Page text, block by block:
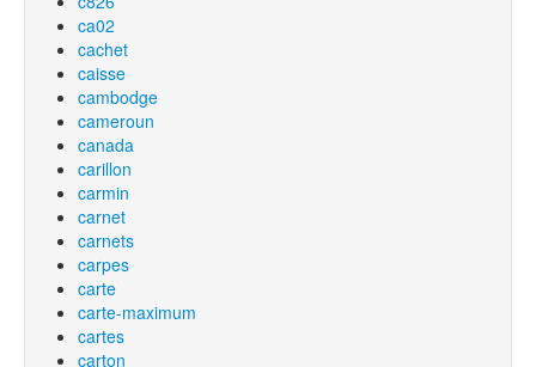
ca02
cachet
caisse
cambodge
cameroun
canada
carillon
carmin
carnet
carnets
carpes
carte
carte-maximum
cartes
carton